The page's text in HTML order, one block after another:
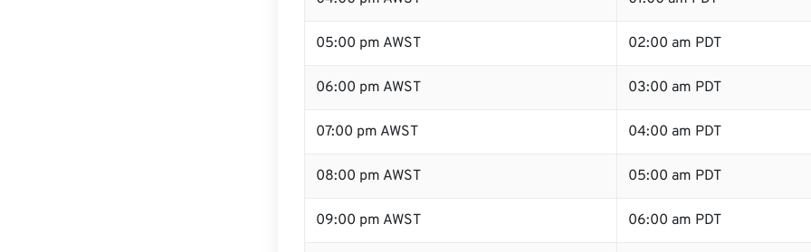
05:00 pm AWST 02:00 am PDT
06:00 pm AWST 03:00 am PDT
07:00 pm AWST 04:00 am PDT
08:00 pm AWST 05:00 am PDT
09:00 pm AWST 06:00 am PDT